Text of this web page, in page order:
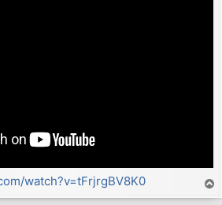
watch?v=tFrjrgBV8K0
o